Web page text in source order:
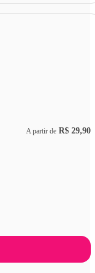
A partir de R$ 29,90